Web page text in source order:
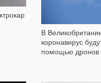
В
коронавирус
помощью дронов